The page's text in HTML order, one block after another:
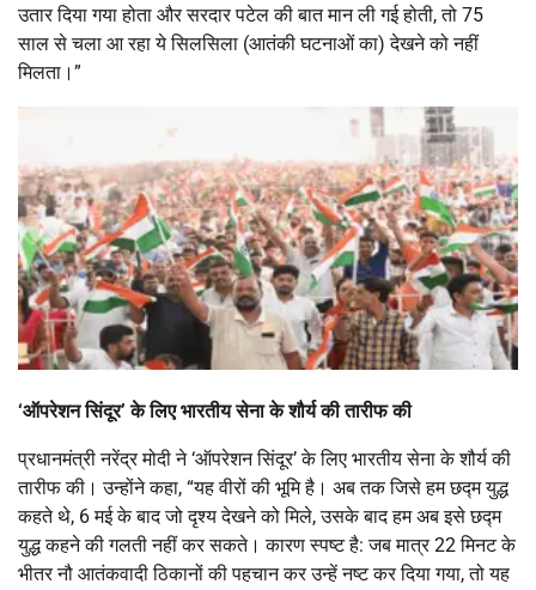
उतार दिया गया होता और सरदार पटेल की बात मान ली गई होती, तो 75
साल से चला आ रहा ये सिलसिला (आतंकी घटनाओं का) देखने को नहीं
मिलता।”
‘ऑपरेशन सिंदूर’ के लिए भारतीय सेना के शौर्य की तारीफ की
प्रधानमंत्री नरेंद्र मोदी ने ‘ऑपरेशन सिंदूर’ के लिए भारतीय सेना के शौर्य की
तारीफ की। उन्होंने कहा, “यह वीरों की भूमि है। अब तक जिसे हम छद्म युद्ध
कहते थे, 6 मई के बाद जो दृश्य देखने को मिले, उसके बाद हम अब इसे छद्म
युद्ध कहने की गलती नहीं कर सकते। कारण स्पष्ट है: जब मात्र 22 मिनट के
भीतर नौ आतंकवादी ठिकानों की पहचान कर उन्हें नष्ट कर दिया गया, तो यह